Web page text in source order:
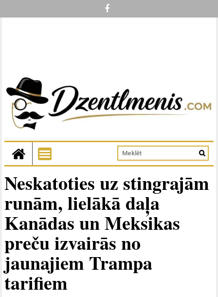
Neskatoties uz stingrajām
runām, lielākā daļa
Kanādas un Meksikas
preču izvairās no
jaunajiem Trampa
tarifiem